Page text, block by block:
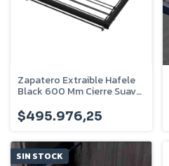
Zapatero Extraible Hafele
Black 600 Mm Cierre Suave
$495.976,25
SIN STOCK